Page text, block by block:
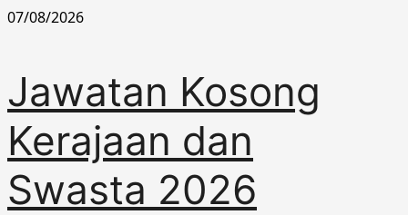
Skip
07/08/2026
Jawatan Kosong
Kerajaan dan
Swasta 2026